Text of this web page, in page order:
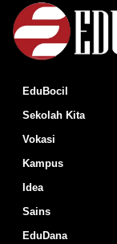
EduBocil
Sekolah Kita
Vokasi
Kampus
Idea
Sains
EduDana